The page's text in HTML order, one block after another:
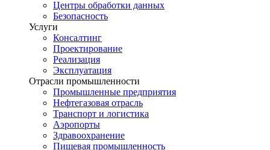
Центры обработки данных
Безопасность
Услуги
Консалтинг
Проектирование
Реализация
Эксплуатация
Отрасли промышленности
Промышленные предприятия
Нефтегазовая отрасль
Транспорт и логистика
Аэропорты
Здравоохранение
Пищевая промышленность